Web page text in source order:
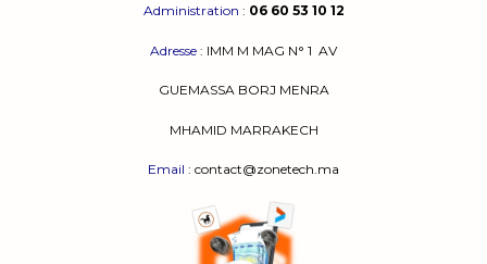
Administration : 06 60 53 10 12
Adresse : IMM M MAG N° 1 AV
GUEMASSA BORJ MENRA
MHAMID MARRAKECH
Email : contact@zonetech.ma